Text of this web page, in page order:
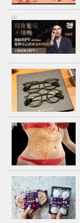
PR
PR